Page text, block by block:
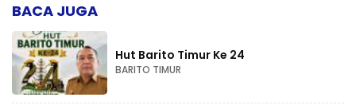
BACA JUGA
Hut Barito Timur Ke 24
BARITO TIMUR